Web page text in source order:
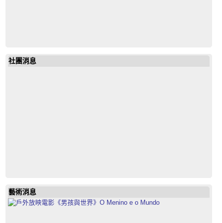
社團消息
藝術消息